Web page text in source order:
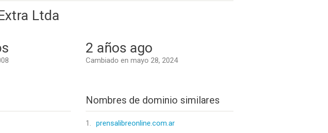
Ltda
2 años ago
Cambiado en mayo 28, 2024
Nombres de dominio similares
1. prensalibreonline.com.ar